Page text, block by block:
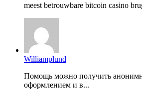
meest betrouwbare bitcoin casino
Williamplund
Помощь можно получить
оформлением и в...